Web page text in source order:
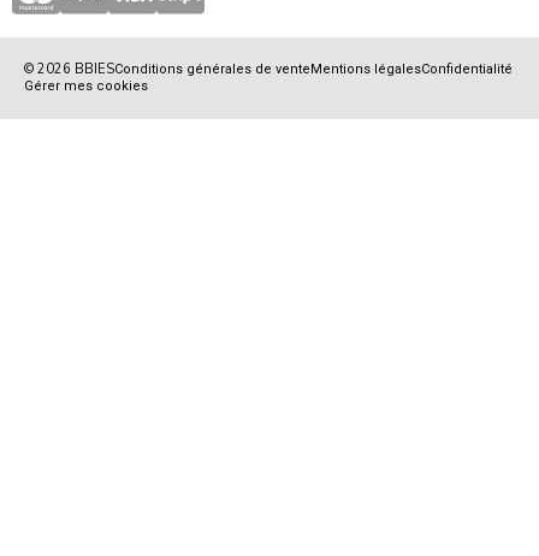
© 2026 BBIESConditions générales de vente Mentions légalesConfidentialité
Gérer mes cookies